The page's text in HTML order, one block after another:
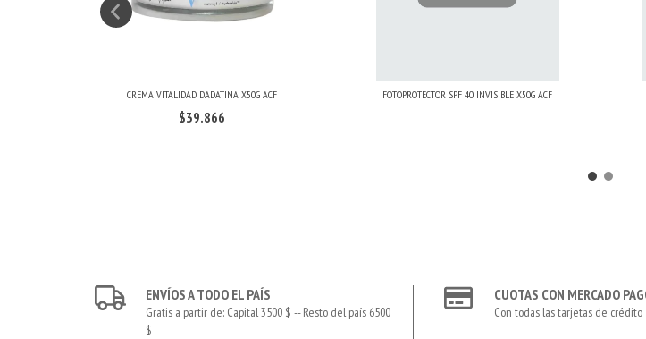
CREMA VITALIDAD DADATINA X50G ACF
$39.866
FOTOPROTECTOR SPF 40 INVISIBLE X50G ACF
ENVÍOS A TODO EL PAÍS
Gratis a partir de: Capital 3500 $ -- Resto del país 6500
$
CUOTAS CON MERCADO
Con todas las tarjetas de crédito